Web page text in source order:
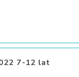
7-12 lat